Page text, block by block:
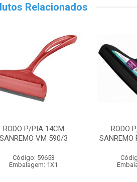
Relacionados
RODO P/PIA 14CM
SANREMO VM 590/3
Código: 59653
Embalagem: 1X1
RODO
SANREMO